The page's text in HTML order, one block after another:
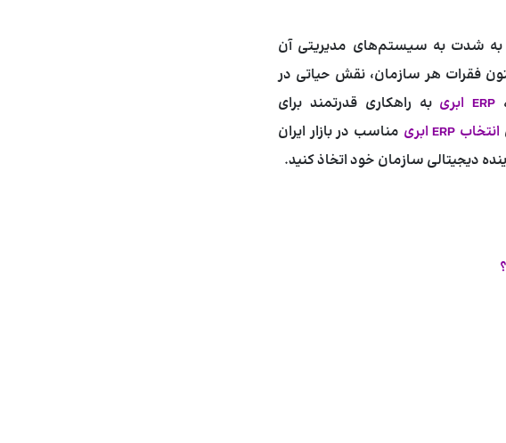
به شدت به سیستم‌های مدیریتی آن
فقرات هر سازمان، نقش حیاتی در
ERP ابری
به راهکاری قدرتمند برای
انتخاب ERP ابری
مناسب در بازار ایران
دیجیتالی سازمان خود اتخاذ کنید.